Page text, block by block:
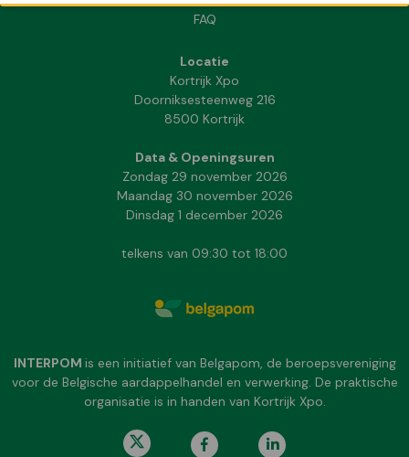
FAQ
Locatie
Kortrijk Xpo
Doorniksesteenweg 216
8500 Kortrijk
Data & Openingsuren
Zondag 29 november 2026
Maandag 30 november 2026
Dinsdag 1 december 2026
telkens van 09:30 tot 18:00
INTERPOM is een initiatief van Belgapom, de beroepsvereniging
voor de Belgische aardappelhandel en verwerking. De praktische
organisatie is in handen van Kortrijk Xpo.